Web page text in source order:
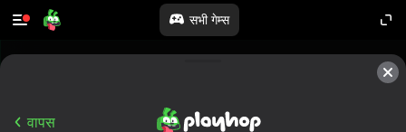
सभी गेम्स
वापस